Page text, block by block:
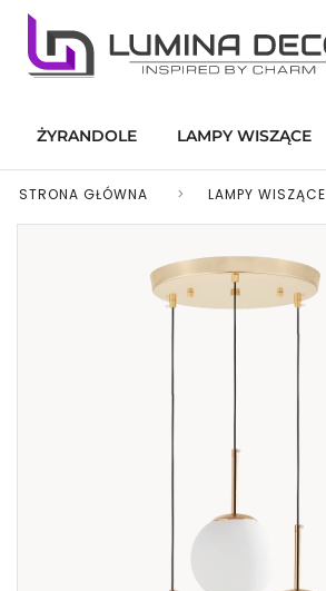
ŻYRANDOLE LAMPY WISZĄCE
STRONA GŁÓWNA > LAMPY WISZĄCE